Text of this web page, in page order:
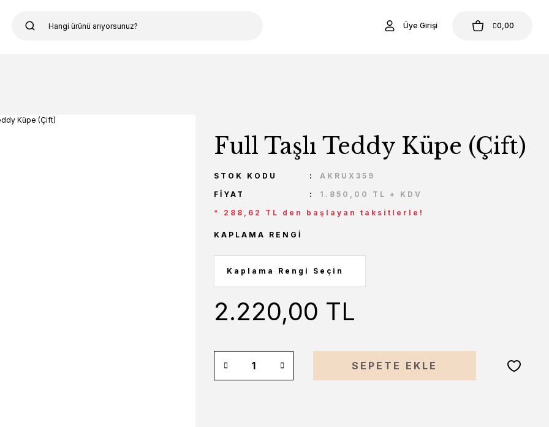
Üye Girişi 0,00
Full Taşlı Teddy Küpe (Çift)
STOK KODU
AKRUX359
FIYAT
1.850,00 TL + KDV
* 288,62 TL den başlayan taksitlerle!
KAPLAMA RENGI
2.220,00 TL
SEPETE EKLE